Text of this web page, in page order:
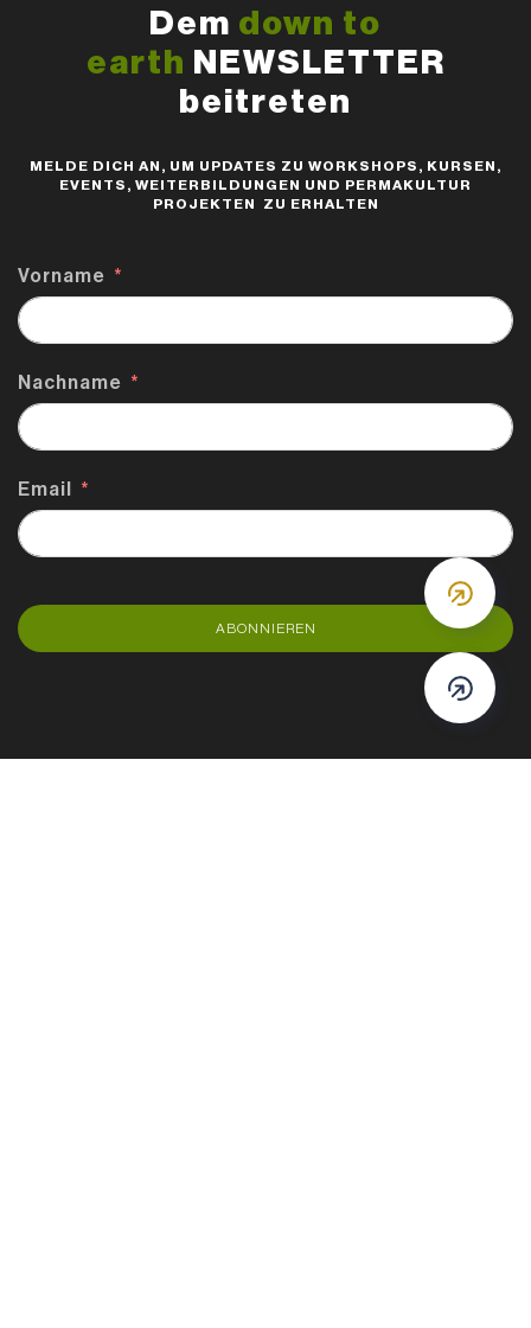
Dem down to
earth NEWSLETTER
beitreten
MELDE DICH AN, UM UPDATES ZU WORKSHOPS, KURSEN,
EVENTS, WEITERBILDUNGEN UND PERMAKULTUR
PROJEKTEN ZU ERHALTEN
Vorname
Nachname
Email
ABONNIEREN